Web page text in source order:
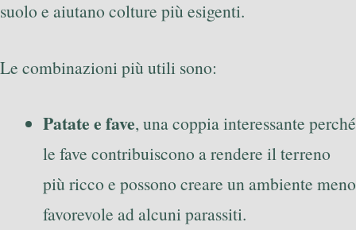
suolo e aiutano colture più esigenti.
Le combinazioni più utili sono:
Patate e fave, una coppia interessante perché
le fave contribuiscono a rendere il terreno
più ricco e possono creare un ambiente meno
favorevole ad alcuni parassiti.